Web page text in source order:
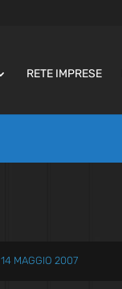
RETE IMPRESE
14 MAGGIO 2007